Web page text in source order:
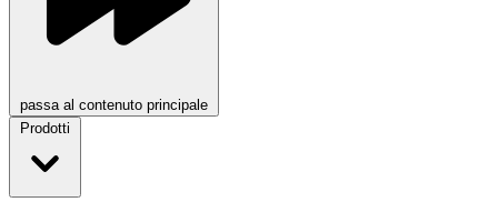
passa al contenuto principale
Prodotti